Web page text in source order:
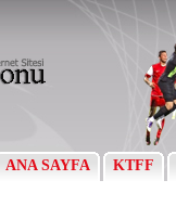
ANA SAYFA KTFF